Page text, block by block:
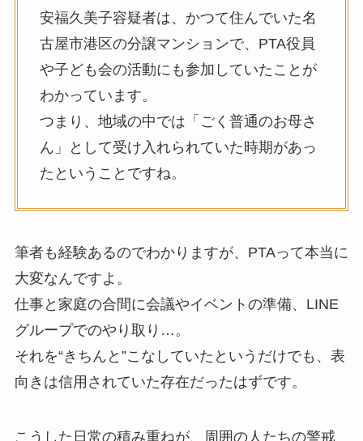
安福久美子容疑者は、かつて住んでいた名
古屋市港区の分譲マンションで、PTA役員
や子ども会の活動にも参加していたことが
わかっています。
つまり、地域の中では「ごく普通のお母さ
ん」として受け入れられていた時期があっ
たということですね。
筆者も経験あるのでわかりますが、PTAって本当に
大変なんですよ。
仕事と家庭の合間に会議やイベントの準備、LINE
グループでのやり取り…。
それを“きちんと”こなしていたというだけでも、表
向きは信用されていた存在だったはずです。
こうした日常の積み重ねが、周囲の人たちの警戒